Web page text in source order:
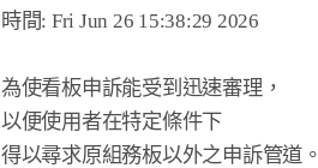
時間: Fri Jun 26 15:38:29 2026
為使看板申訴能受到迅速審理，
以便使用者在特定條件下
得以尋求原組務板以外之申訴管道。